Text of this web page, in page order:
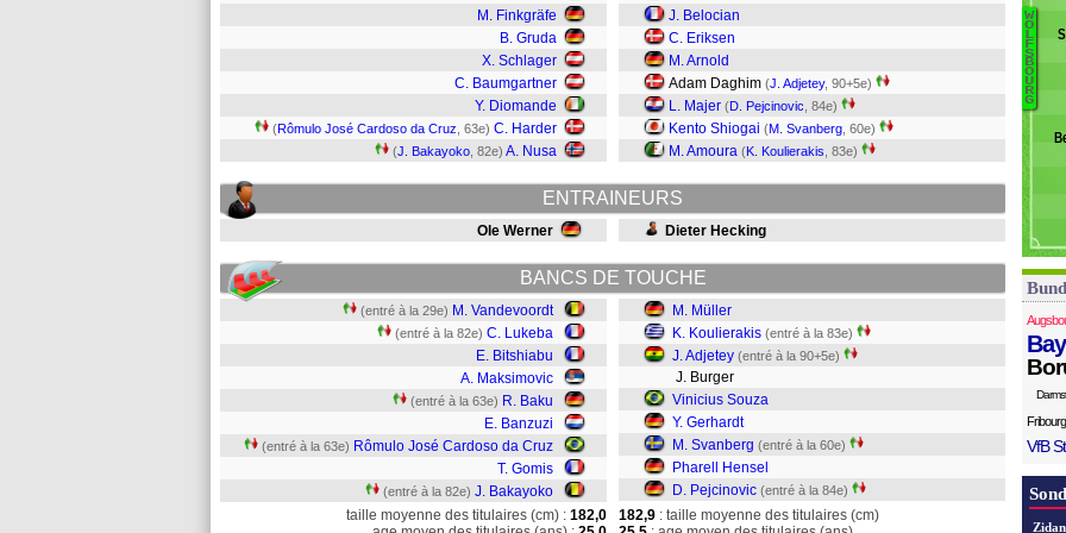
M. Finkgräfe
B. Gruda
X. Schlager
C. Baumgartner
Y. Diomande
(Rômulo José Cardoso da Cruz , 63e) C. Harder
(J. Bakayoko , 82e) A. Nusa
J. Belocian
C. Eriksen
M. Arnold
Adam Daghim (J. Adjetey, 90+5e)
L. Majer (D. Pejcinovic , 84e)
Kento Shiogai (M. Svanberg , 60e)
M. Amoura (K. Koulierakis , 83e)
ENTRAINEURS
Ole Werner Dieter Hecking
BANCS DE TOUCHE
(entré à la 29e) M. Vandevoordt
(entré à la 82e) C. Lukeba
E. Bitshiabu
A. Maksimovic
(entré à la 63e) R. Baku
E. Banzuzi
(entré à la 63e) Rômulo José Cardoso da Cruz
T. Gomis
(entré à la 82e) J. Bakayoko
M. Müller
K. Koulierakis (entré à la 83e)
J. Adjetey (entré à la 90+5e)
J. Burger
Vinicius Souza
Y. Gerhardt
M. Svanberg (entré à la 60e)
Pharell Hensel
D. Pejcinovic (entré à la 84e)
taille moyenne des titulaires (cm) : 182,0
182,9 : taille moyenne des titulaires (cm)
W
O
L
F
S
B
O
U
R
G
Fribourg
VfB